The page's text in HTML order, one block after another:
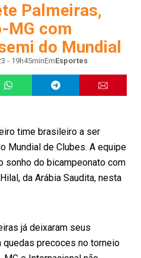
Palmeiras,
MG com
do Mundial
- 19h45minEmEsportes
time brasileiro a ser
Mundial de Clubes. A equipe
sonho do bicampeonato com
da Arábia Saudita, nesta
já deixaram seus
precoces no torneio